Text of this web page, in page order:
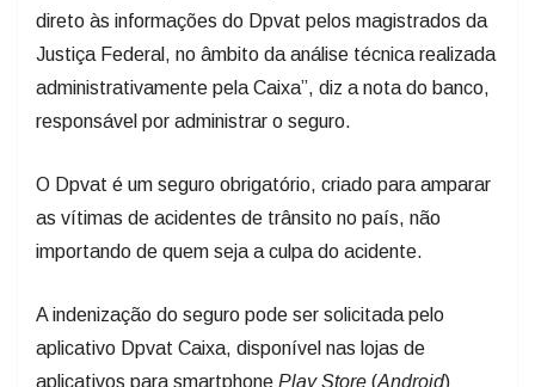
direto às informações do Dpvat pelos magistrados da
Justiça Federal, no âmbito da análise técnica realizada
administrativamente pela Caixa”, diz a nota do banco,
responsável por administrar o seguro.
O Dpvat é um seguro obrigatório, criado para amparar
as vítimas de acidentes de trânsito no país, não
importando de quem seja a culpa do acidente.
A indenização do seguro pode ser solicitada pelo
aplicativo Dpvat Caixa, disponível nas lojas de
aplicativos para smartphone Play Store (Android)